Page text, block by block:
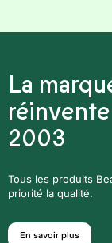
La
2003
Tous les produits
priorité la qualité.
En savoir plus